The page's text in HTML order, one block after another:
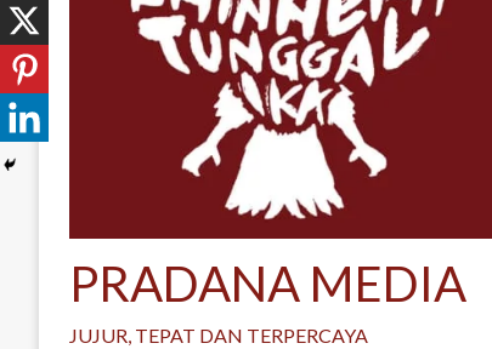
PRADANA MEDIA
JUJUR, TEPAT DAN TERPERCAYA